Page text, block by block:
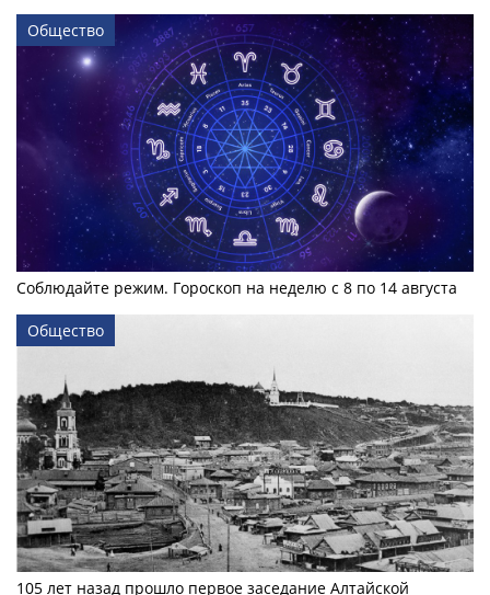
Общество
Соблюдайте режим. Гороскоп на неделю с 8 по 14 августа
Общество
105 лет назад прошло первое заседание Алтайской